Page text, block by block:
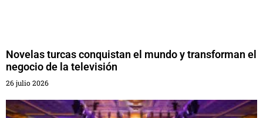
Novelas turcas conquistan el mundo y transforman el
negocio de la televisión
26 julio 2026